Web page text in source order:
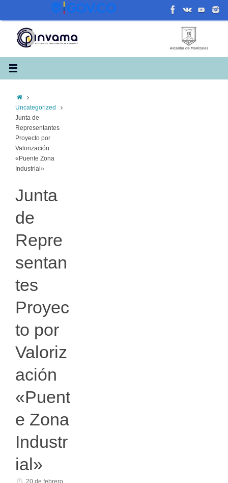
contenido
Inicio
Uncategorized
Junta de
Representantes
Proyecto por
Valorización
«Puente Zona
Industrial»
Junta
de
Repre
sentan
tes
Proyec
to por
Valoriz
ación
«Puent
e Zona
Industr
ial»
20 de febrero